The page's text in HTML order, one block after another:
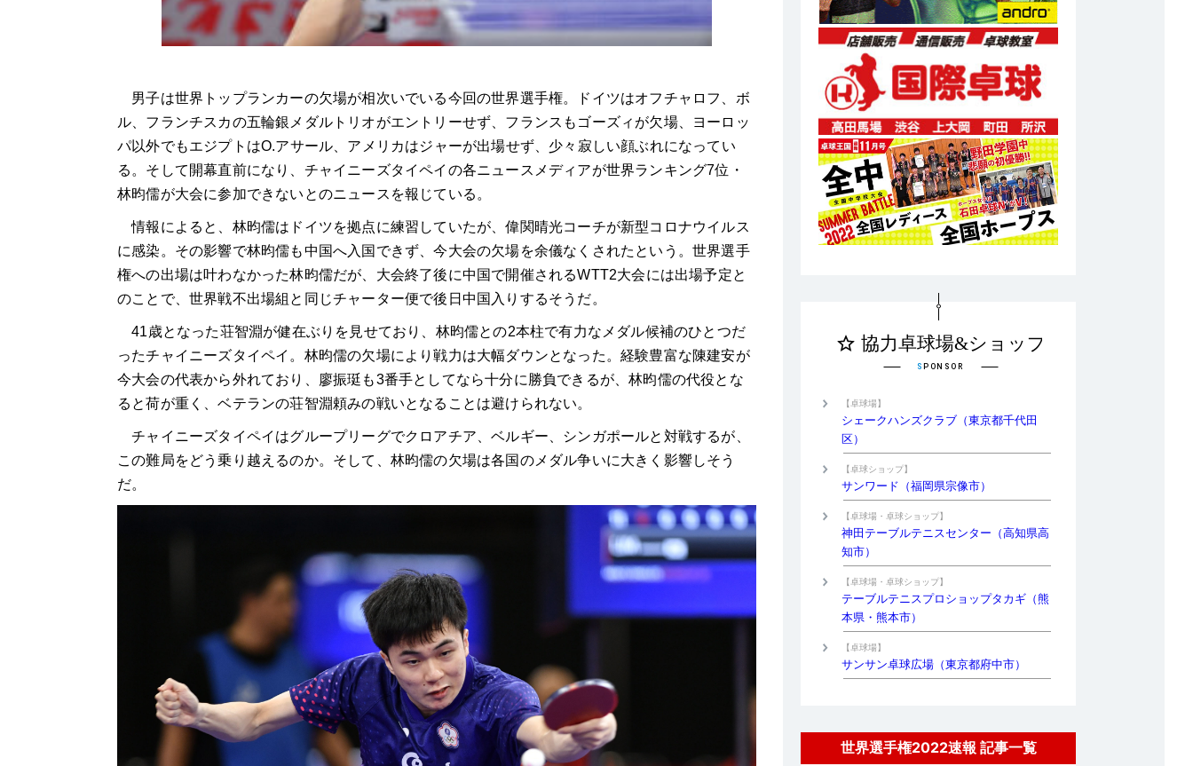
男子は世界トップランカーの欠場が相次いでいる今回の世界選手権。ドイツはオフチャロフ、ボ
ル、フランチスカの五輪銀メダルトリオがエントリーせず、フランスもゴーズィが欠場、ヨーロッ
パ以外でもエジプトはO.アサール、アメリカはジャーが出場せず、少々寂しい顔ぶれになってい
る。そして開幕直前になり、チャイニーズタイペイの各ニュースメディアが世界ランキング7位・
林昀儒が大会に参加できないとのニュースを報じている。
情報によると、林昀儒はドイツを拠点に練習していたが、偉関晴光コーチが新型コロナウイルス
に感染。その影響で林昀儒も中国へ入国できず、今大会の欠場を余儀なくされたという。世界選手
権への出場は叶わなかった林昀儒だが、大会終了後に中国で開催されるWTT2大会には出場予定と
のことで、世界戦不出場組と同じチャーター便で後日中国入りするそうだ。
41歳となった荘智淵が健在ぶりを見せており、林昀儒との2本柱で有力なメダル候補のひとつだ
ったチャイニーズタイペイ。林昀儒の欠場により戦力は大幅ダウンとなった。経験豊富な陳建安が
今大会の代表から外れており、
廖振珽 も3番手としてなら十分に勝負できるが、林昀儒の代役とな
ると荷が重く、ベテランの荘智淵頼みの戦いとなることは避けられない。
チャイニーズタイペイはグループリーグでクロアチア、ベルギー、シンガポールと対戦するが、
この難局をどう乗り越えるのか。そして、林昀儒の欠場は各国のメダル争いに大きく影響しそう
だ。
【卓球場】
シェークハンズクラブ（東京都千代田
区）
【卓球ショップ】
サンワード（福岡県宗像市）
【卓球場・卓球ショップ】
神田テーブルテニスセンター（高知県高
知市）
【卓球場・卓球ショップ】
テーブルテニスプロショップタカギ（熊
本県・熊本市）
【卓球場】
サンサン卓球広場（東京都府中市）
世界選手権2022速報 記事一覧